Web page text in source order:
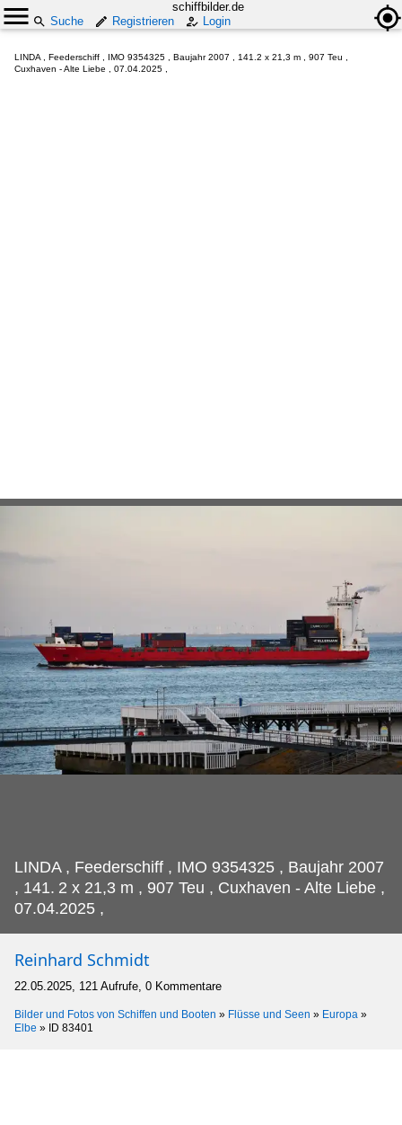
schiffbilder.de
Suche
Registrieren Login
LINDA , Feederschiff , IMO 9354325 , Baujahr 2007 , 141.2 x 21,3 m , 907 Teu ,
Cuxhaven - Alte Liebe , 07.04.2025 ,
LINDA , Feederschiff , IMO 9354325 , Baujahr 2007
, 141. 2 x 21,3 m , 907 Teu , Cuxhaven - Alte Liebe ,
07.04.2025 ,
Reinhard Schmidt
22.05.2025, 121 Aufrufe, 0 Kommentare
Bilder und Fotos von Schiffen und Booten » Flüsse und Seen » Europa »
Elbe » ID 83401